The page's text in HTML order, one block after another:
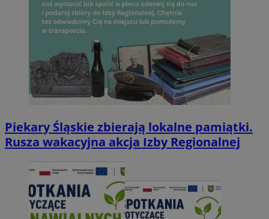
Piekary Śląskie zbierają lokalne pamiątki.
Rusza wakacyjna akcja Izby Regionalnej